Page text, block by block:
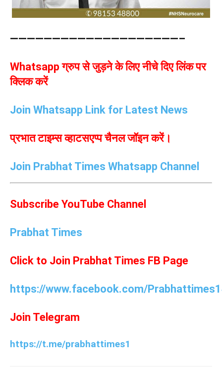
————————————————————–
Whatsapp ग्रुप से जुड़ने के लिए नीचे दिए लिंक पर
क्लिक करें
Join Whatsapp Link for Latest News
प्रभात टाइम्स व्हाटसएप्प चैनल जॉइन करें।
Join Prabhat Times Whatsapp Channel
Subscribe YouTube Channel
Prabhat Times
Click to Join Prabhat Times FB Page
https://www.facebook.com/
Join Telegram
https://t.me/prabhattimes1